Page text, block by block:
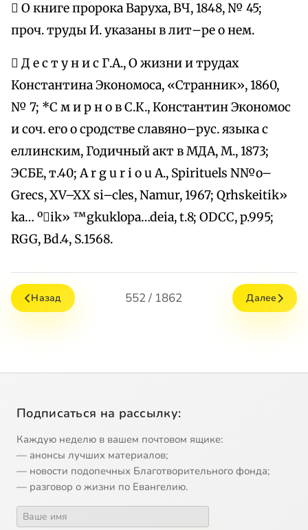
 О книге пророка Варуха, ВЧ, 1848, № 45;
проч. труды И. указаны в лит–ре о нем.
 Д е с т у н и с Г.А., О жизни и трудах
Константина Экономоса, «Странник», 1860,
№ 7; *С м и р н о в С.К., Константин Экономос
и соч. его о сродстве славяно–рус. языка с
еллинским, Годичный акт в МДА, М., 1873;
ЭСБЕ, т.40; А r g u r i o u A., Spirituels N№o–
Grecs, XV–XX si–cles, Namur, 1967; Qrhskeitik»
ka… ºik» ™gkuklopa…deia, t.8; ODCC, p.995;
RGG, Bd.4, S.1568.
Назад 552 / 1862 Далее
Подписаться на рассылку:
Каждую неделю в вашем почтовом ящике:
— анонсы лучших материалов;
— новости подопечных Благотворительного фонда;
— разговор о жизни по Евангелию.